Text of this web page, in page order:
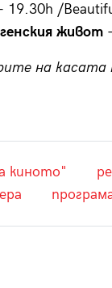
19.30h /
живот
на
киното"